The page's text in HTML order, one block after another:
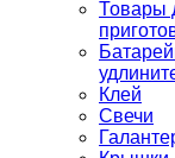
Товары
Клей
Свечи